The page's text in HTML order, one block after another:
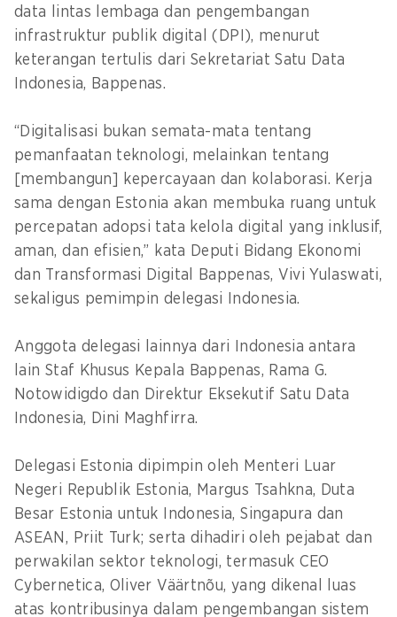
data lintas lembaga dan pengembangan
infrastruktur publik digital (DPI), menurut
keterangan tertulis dari Sekretariat Satu Data
Indonesia, Bappenas.
“Digitalisasi bukan semata-mata tentang
pemanfaatan teknologi, melainkan tentang
[membangun] kepercayaan dan kolaborasi. Kerja
sama dengan Estonia akan membuka ruang untuk
percepatan adopsi tata kelola digital yang inklusif,
aman, dan efisien,” kata Deputi Bidang Ekonomi
dan Transformasi Digital Bappenas, Vivi Yulaswati,
sekaligus pemimpin delegasi Indonesia.
Anggota delegasi lainnya dari Indonesia antara
lain Staf Khusus Kepala Bappenas, Rama G.
Notowidigdo dan Direktur Eksekutif Satu Data
Indonesia, Dini Maghfirra.
Delegasi Estonia dipimpin oleh Menteri Luar
Negeri Republik Estonia, Margus Tsahkna, Duta
Besar Estonia untuk Indonesia, Singapura dan
ASEAN, Priit Turk; serta dihadiri oleh pejabat dan
perwakilan sektor teknologi, termasuk CEO
Cybernetica, Oliver Väärtnõu, yang dikenal luas
atas kontribusinya dalam pengembangan sistem